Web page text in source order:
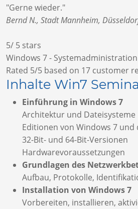
"Gerne wieder."
Bernd N., Stadt Mannheim,
5/ 5 stars
Windows 7 - Systemadministration
Rated 5/5 based on 17 customer
Inhalte Win7
Einführung in Windows 7
Architektur und Dateisysteme
Editionen von Windows 7
32-Bit- und 64-Bit-Versionen
Hardwarevoraussetzungen
Grundlagen des
Aufbau, Protokolle,
Installation von Windows 7
Vorbereiten, installieren,